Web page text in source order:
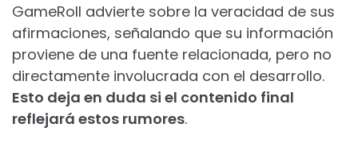
GameRoll advierte sobre la veracidad de sus
afirmaciones, señalando que su información
proviene de una fuente relacionada, pero no
directamente involucrada con el desarrollo.
Esto deja en duda si el contenido final
reflejará estos rumores.